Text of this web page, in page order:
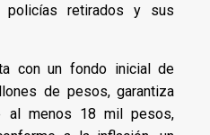
retirados y sus
con un fondo inicial de
de pesos, garantiza
al menos 18 mil pesos,